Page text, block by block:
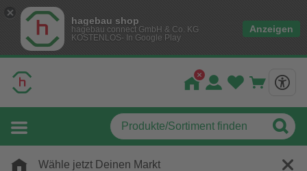
hagebau shop
hagebau connect GmbH & Co. KG
KOSTENLOS- In Google Play
Anzeigen
Wähle jetzt Deinen Markt